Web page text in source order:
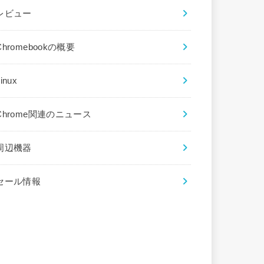
ビュー
の概要
関連のニュース
辺機器
ール情報